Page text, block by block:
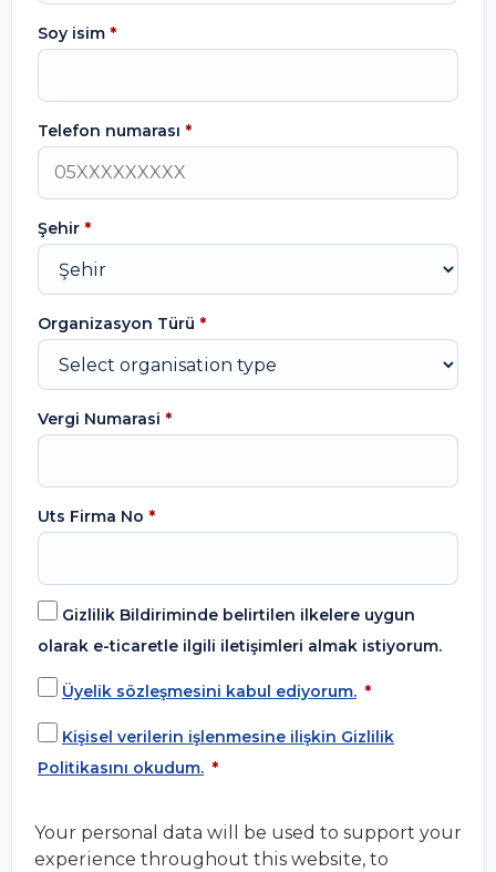
Soy isim *
Telefon numarası *
Şehir *
Organizasyon Türü *
Vergi Numarasi *
Uts Firma No *
Gizlilik Bildiriminde belirtilen ilkelere uygun
olarak e-ticaretle ilgili iletişimleri almak istiyorum.
Üyelik sözleşmesini kabul ediyorum. *
Kişisel verilerin işlenmesine ilişkin Gizlilik
Politikasını okudum. *
Your personal data will be used to support your
experience throughout this website, to